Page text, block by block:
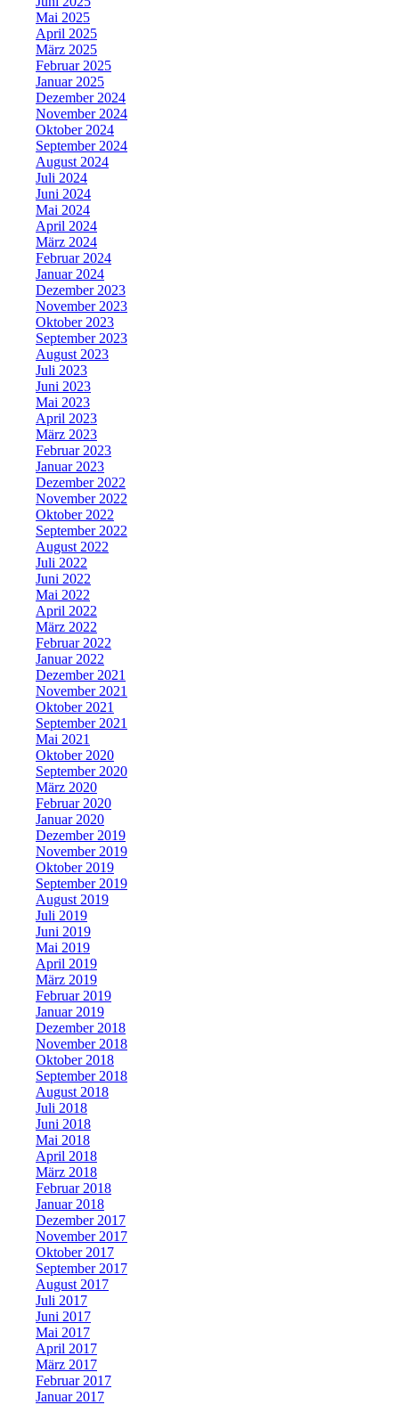
Mai 2025
April 2025
März 2025
Februar 2025
Januar 2025
Dezember 2024
November 2024
Oktober 2024
September 2024
August 2024
Juli 2024
Juni 2024
Mai 2024
April 2024
März 2024
Februar 2024
Januar 2024
Dezember 2023
November 2023
Oktober 2023
September 2023
August 2023
Juli 2023
Juni 2023
Mai 2023
April 2023
März 2023
Februar 2023
Januar 2023
Dezember 2022
November 2022
Oktober 2022
September 2022
August 2022
Juli 2022
Juni 2022
Mai 2022
April 2022
März 2022
Februar 2022
Januar 2022
Dezember 2021
November 2021
Oktober 2021
September 2021
Mai 2021
Oktober 2020
September 2020
März 2020
Februar 2020
Januar 2020
Dezember 2019
November 2019
Oktober 2019
September 2019
August 2019
Juli 2019
Juni 2019
Mai 2019
April 2019
März 2019
Februar 2019
Januar 2019
Dezember 2018
November 2018
Oktober 2018
September 2018
August 2018
Juli 2018
Juni 2018
Mai 2018
April 2018
März 2018
Februar 2018
Januar 2018
Dezember 2017
November 2017
Oktober 2017
September 2017
August 2017
Juli 2017
Juni 2017
Mai 2017
April 2017
März 2017
Februar 2017
Januar 2017